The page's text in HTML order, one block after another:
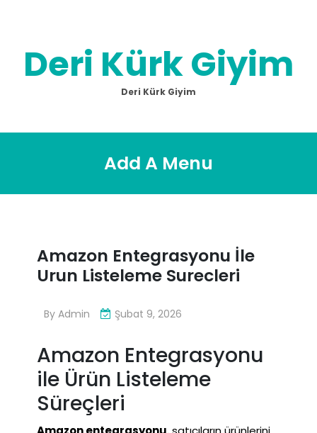
Deri Kürk Giyim
Deri Kürk Giyim
Add A Menu
Amazon Entegrasyonu İle
Urun Listeleme Surecleri
By Admin Şubat 9, 2026
Amazon Entegrasyonu
ile Ürün Listeleme
Süreçleri